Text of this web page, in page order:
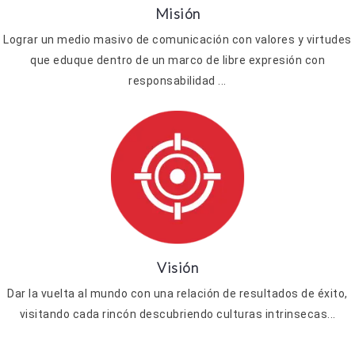
Misión
Lograr un medio masivo de comunicación con valores y virtudes
que eduque dentro de un marco de libre expresión con
responsabilidad ...
Visión
Dar la vuelta al mundo con una relación de resultados de éxito,
visitando cada rincón descubriendo culturas intrinsecas...